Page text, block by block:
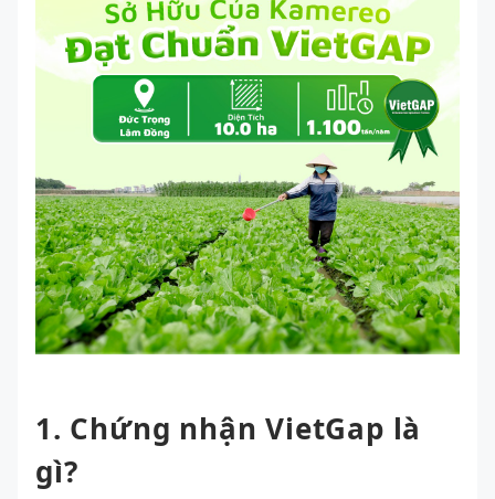
1. Chứng nhận VietGap là
gì?